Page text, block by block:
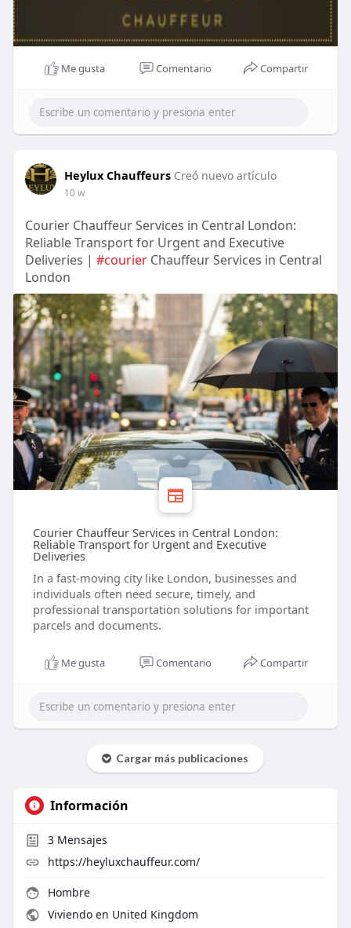
Me gusta Comentario Compartir
Heylux Chauffeurs Creó nuevo artículo
10 w
Courier Chauffeur Services in Central London:
Reliable Transport for Urgent and Executive
Deliveries | #courierChauffeur Services in Central
London
Courier Chauffeur Services in Central London:
Reliable Transport for Urgent and Executive
Deliveries
In a fast-moving city like London, businesses and
individuals often need secure, timely, and
professional transportation solutions for important
parcels and documents.
Me gusta Comentario Compartir
Cargar más publicaciones
Información
3Mensajes
https://heyluxchauffeur.com/
Hombre
Viviendo en United Kingdom